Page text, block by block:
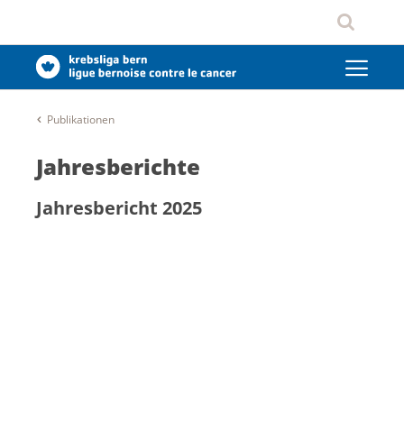
Publikationen
Jahresberichte
Jahresbericht 2025